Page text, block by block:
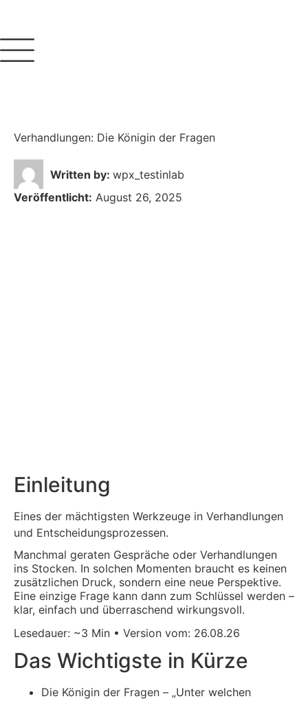
Verhandlungen: Die Königin der Fragen
Written by: wpx_testinlab
Veröffentlicht: August 26, 2025
Einleitung
Eines der mächtigsten Werkzeuge in Verhandlungen
und Entscheidungsprozessen.
Manchmal geraten Gespräche oder Verhandlungen
ins Stocken. In solchen Momenten braucht es keinen
zusätzlichen Druck, sondern eine neue Perspektive.
Eine einzige Frage kann dann zum Schlüssel werden –
klar, einfach und überraschend wirkungsvoll.
Lesedauer: ~3 Min • Version vom: 26.08.26
Das Wichtigste in Kürze
Die Königin der Fragen – „Unter welchen